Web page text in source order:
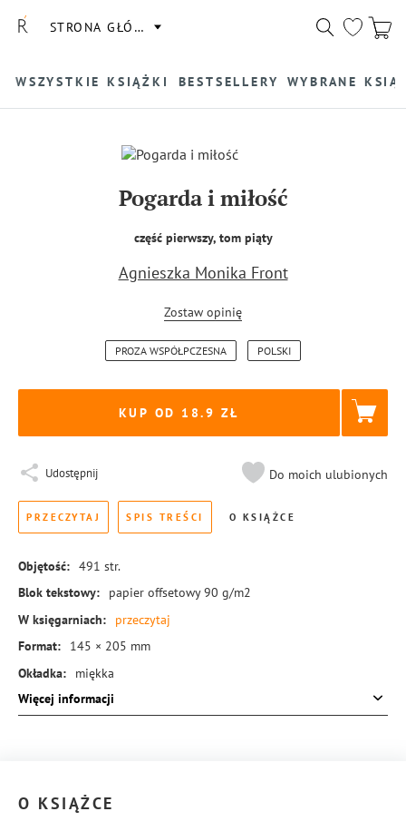
STRONA GŁÓWNA
WSZYSTKIE KSIĄŻKI BESTSELLERY WYBRANE
Pogarda i miłość
część pierwszy, tom piąty
Agnieszka Monika Front
Zostaw opinię
PROZA WSPÓŁPCZESNA POLSKI
KUP OD 18.9
Udostępnij Do moich ulubionych
PRZECZYTAJ SPIS TREŚCI O KSIĄŻCE
Objętość: 491 str.
Blok tekstowy:
papier offsetowy 90 g/m2
W księgarniach:
przeczytaj
Format:
145 × 205 mm
Okładka:
miękka
Rodzaj oprawy: blok klejony
Więcej informacji
O KSIĄŻCE